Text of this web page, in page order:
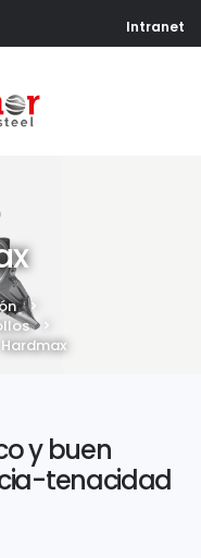
Intranet
>
>
Hardmax
y buen
tenacidad